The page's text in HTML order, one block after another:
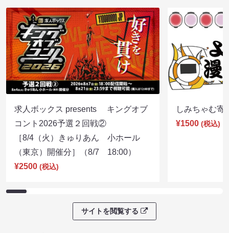
求人ボックス presents キングオブ
コント2026予選２回戦②
［8/4（火）きゅりあん 小ホール
（東京）開催分］（8/7 18:00）
¥2500 (税込)
しみちゃむ
¥1500 (税込)
サイトを閲覧する